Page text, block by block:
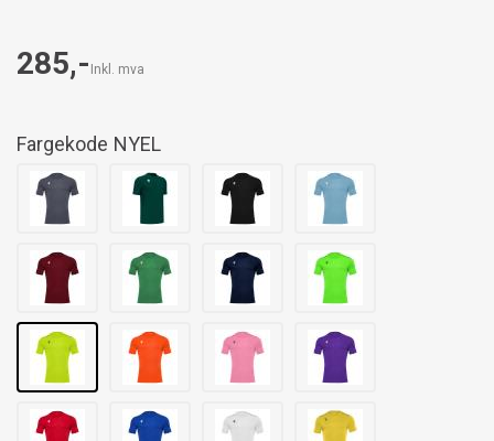
285,- Inkl. mva
Fargekode NYEL